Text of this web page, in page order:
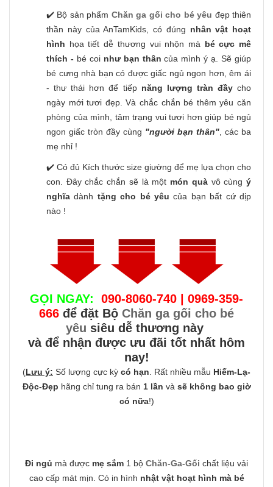
✔️ Bộ sản phẩm Chăn ga gối cho bé yêu đẹp thiên
thần này của AnTamKids, có đúng nhân vật hoạt
hình họa tiết dễ thương vui nhộn mà bé cực mê
thích - bé coi như bạn thâncủa mình ý ạ. Sẽ giúp
bé cưng nhà bạn có được giấc ngủ ngon hơn, êm ái
- thư thái hơn để tiếp năng lượng tràn đầycho
ngày mới tươi đẹp. Và chắc chắn bé thêm yêu căn
phòng của mình, tâm trạng vui tươi hơn giúp bé ngủ
ngon giấc tròn đầy cùng "người bạn thân" , các ba
mẹ nhỉ !
✔️ Có đủ Kích thước size giường để mẹ lựa chọn cho
con. Đây chắc chắn sẽ là một món quàvô cùngý
nghĩadành tặng cho bé yêu của bạn bất cứ dịp
nào !
GỌI NGAY:
090-8060-740 | 0969-359-
666 để đặt Bộ Chăn ga gối cho bé
yêu siêu dễ thương này
và để nhận được ưu đãi tốt nhất hôm
nay!
(Lưu ý: Số lượng cực kỳ có hạn . Rất nhiều mẫu Hiếm-Lạ-
Độc-Đẹp hãng chỉ tung ra bán 1 lần và sẽ không bao giờ
có nữa!)
Đi ngủ mà được mẹ sắm 1 bộ Chăn-Ga-Gối chất liệu vải
cao cấp mát mịn. Có in hình nhật vật hoạt hình mà bé